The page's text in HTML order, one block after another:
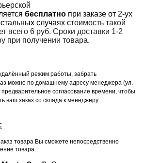
бесплатно при заказе от 2-ух
случаях стоимость такой
всего 6 руб. Сроки доставки 1-2
при получении товара.
режим работы, забрать
можно по домашнему адресу менеджера (ул.
согласование времени, чтобы
ваш заказ со склада к менеджеру.
товара Вы сможете непосредственно
товара.